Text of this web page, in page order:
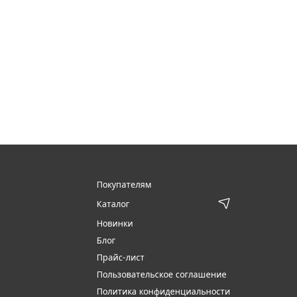
Покупателям
Каталог
Новинки
Блог
Прайс-лист
Пользовательское соглашение
Политика конфиденциальности